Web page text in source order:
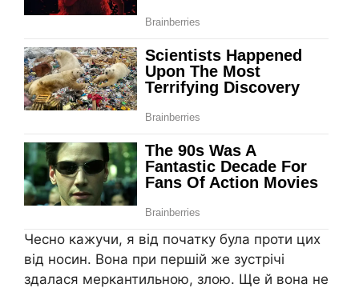
Чесно кажучи, я від початку була проти цих
від носин. Вона при першій же зустрічі
здалася меркантильною, злою. Ще й вона не